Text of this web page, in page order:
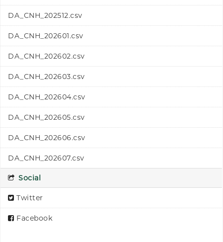
DA_CNH_202512.csv
DA_CNH_202601.csv
DA_CNH_202602.csv
DA_CNH_202603.csv
DA_CNH_202604.csv
DA_CNH_202605.csv
DA_CNH_202606.csv
DA_CNH_202607.csv
Social
Twitter
Facebook